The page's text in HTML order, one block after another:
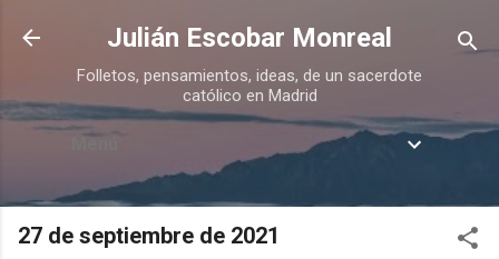
Ir al contenido principal
Julián Escobar Monreal
Folletos, pensamientos, ideas, de un sacerdote
católico en Madrid
Menú
27 de septiembre de 2021